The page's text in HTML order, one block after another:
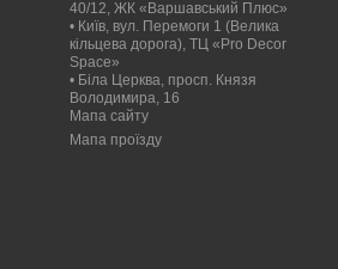
40/12, ЖК «Варшавський Плюс»
• Київ, вул. Перемоги 1 (Велика
кільцева дорога), ТЦ «Pro Decor
Space»
• Біла Церква, просп. Князя
Володимира, 16
Мапа сайту
Мапа проїзду